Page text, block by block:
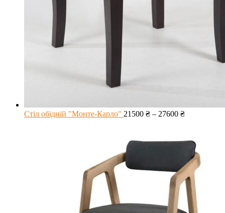
Стіл обідній "Монте-Карло" 21500 ₴ – 27600 ₴